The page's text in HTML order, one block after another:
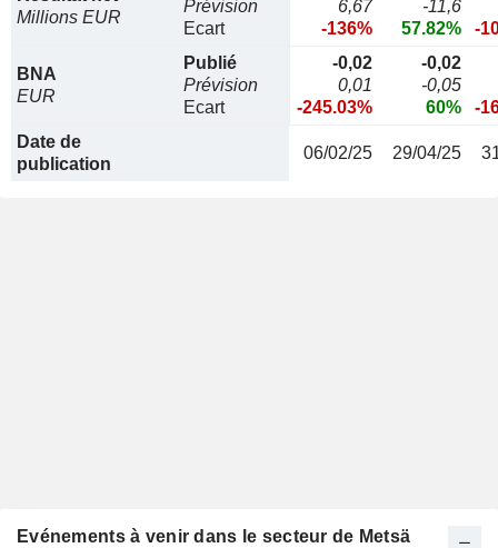
Millions EUR
Prévision
Ecart
6,67
-136%
-11,6
57.82%
-
BNA
EUR
Publié
Prévision
Ecart
-0,02
0,01
-245.03%
-0,02
-0,05
60%
-
Date de
publication
06/02/25 29/04/25
Evénements à venir dans le secteur de Metsä